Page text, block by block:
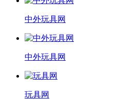
中外玩具网
中外玩具网
玩具网